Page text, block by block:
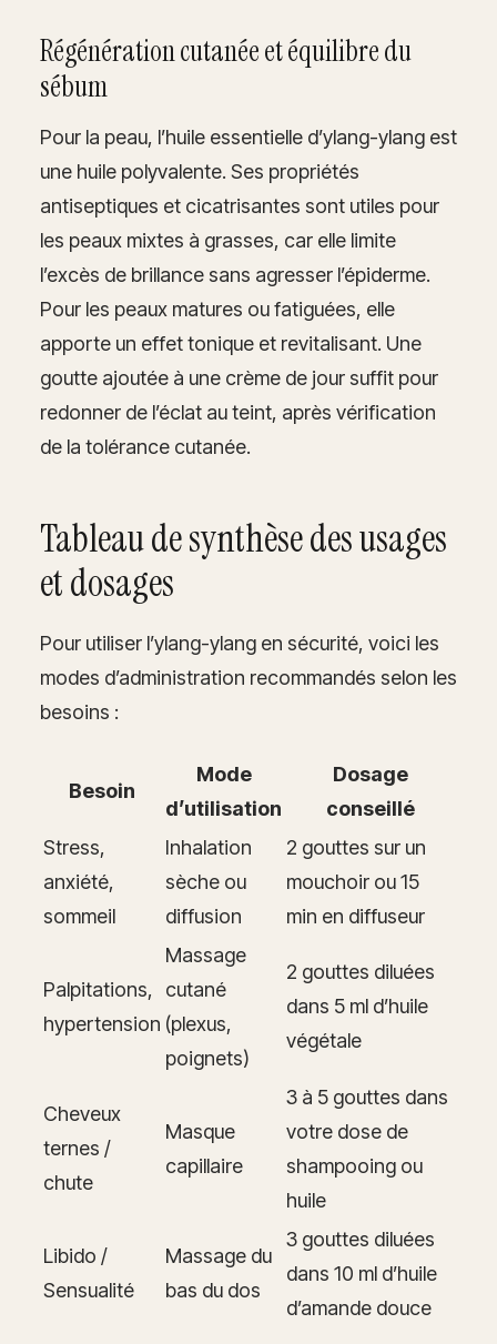
Régénération cutanée et équilibre du
sébum
Pour la peau, l’huile essentielle d’ylang-ylang est
une huile polyvalente. Ses propriétés
antiseptiques et cicatrisantes sont utiles pour
les peaux mixtes à grasses, car elle limite
l’excès de brillance sans agresser l’épiderme.
Pour les peaux matures ou fatiguées, elle
apporte un effet tonique et revitalisant. Une
goutte ajoutée à une crème de jour suffit pour
redonner de l’éclat au teint, après vérification
de la tolérance cutanée.
Tableau de synthèse des usages
et dosages
Pour utiliser l’ylang-ylang en sécurité, voici les
modes d’administration recommandés selon les
besoins :
Besoin
Mode
d’utilisation
Dosage
conseillé
Stress,
anxiété,
sommeil
Inhalation
sèche ou
diffusion
2 gouttes sur un
mouchoir ou 15
min en diffuseur
Palpitations,
hypertension
Massage
cutané
(plexus,
poignets)
2 gouttes diluées
dans 5 ml d’huile
végétale
Cheveux
ternes /
chute
Masque
capillaire
3 à 5 gouttes dans
votre dose de
shampooing ou
huile
Libido /
Sensualité
Massage du
bas du dos
3 gouttes diluées
dans 10 ml d’huile
d’amande douce